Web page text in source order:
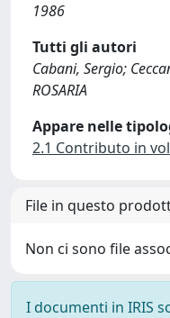
1986
Tutti gli autori
Cabani, Sergio;
ROSARIA
Appare nelle
2.1 Contributo in
File in questo
Non ci sono file
I documenti in IRIS